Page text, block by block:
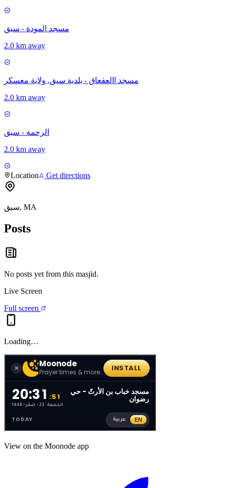
مسجد المودة - سيق
2.0 km away
مسجد االعقعاق - بلدية سيق, ولاية معسكر
2.0 km away
الرحمة - سيق
2.0 km away
Location Get directions
سيق, MA
Posts
No posts yet from this masjid.
Live Screen
Full screen
Loading…
View on the Moonode app